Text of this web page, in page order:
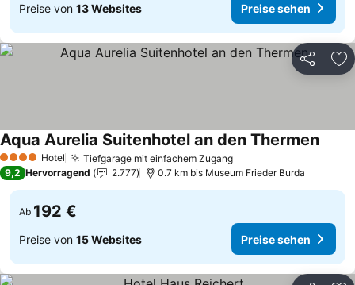
Preise von 13 Websites Preise sehen
Teilen
4 Sterne Hotel Tiefgarage mit einfachem ZugangPreise sehen
Aqua Aurelia Suitenhotel an den Thermen
9,2 Hervorragend 2.777 0.7 km bis Museum Frieder Burda
Ab 192 €
Preise von 15 Websites Preise sehen